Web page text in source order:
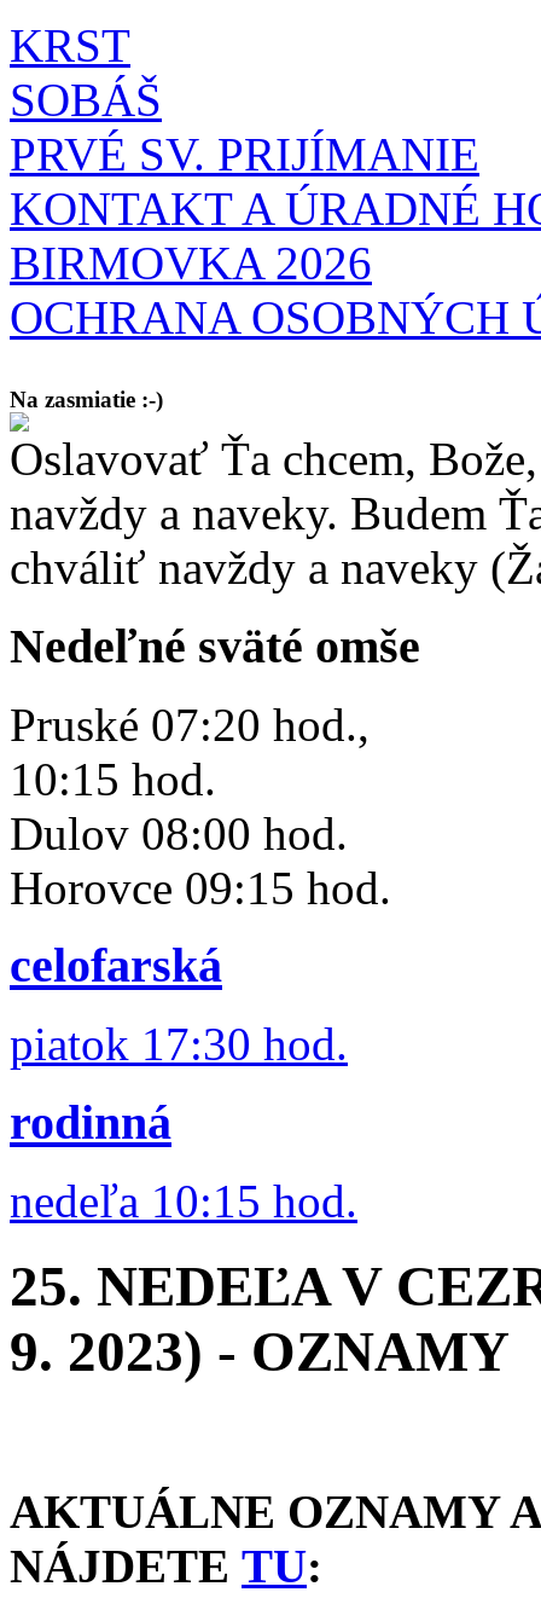
KRST
SOBÁŠ
PRVÉ SV. PRIJÍMANIE
KONTAKT A ÚRADNÉ
BIRMOVKA 2026
OCHRANA OSOBNÝCH
Na zasmiatie :-)
Malý chlapec sa modlí:
Pane Bože, ďakujem za otecka, za mamičku a prosím aj za Teba,
Oslavovať Ťa chcem,
navždy a naveky. Budem
chváliť navždy a naveky
Nedeľné sväté omše
Pruské 07:20 hod.,
10:15 hod.
Dulov 08:00 hod.
Horovce 09:15 hod.
celofarská
piatok 17:30 hod.
rodinná
nedeľa 10:15 hod.
25. NEDEĽA V
9. 2023) - OZNAMY
AKTUÁLNE OZNAMY
NÁJDETE TU: